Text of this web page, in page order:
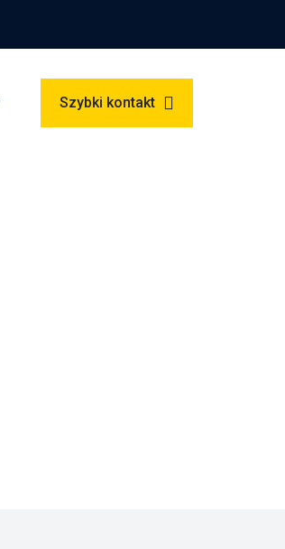
Szybki kontakt